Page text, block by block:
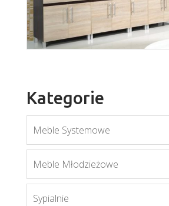
Więcej
Kategorie
Meble Systemowe
Meble Młodzieżowe
Sypialnie